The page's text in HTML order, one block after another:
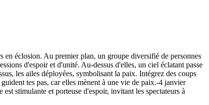
en éclosion. Au premier plan, un groupe diversifié de personnes
d'espoir et d'unité. Au-dessus d'elles, un ciel éclatant passe
les ailes déployées, symbolisant la paix. Intégrez des coups
tes pas, car elles mènent à une vie de paix.-4 janvier
stimulante et porteuse d'espoir, invitant les spectateurs à